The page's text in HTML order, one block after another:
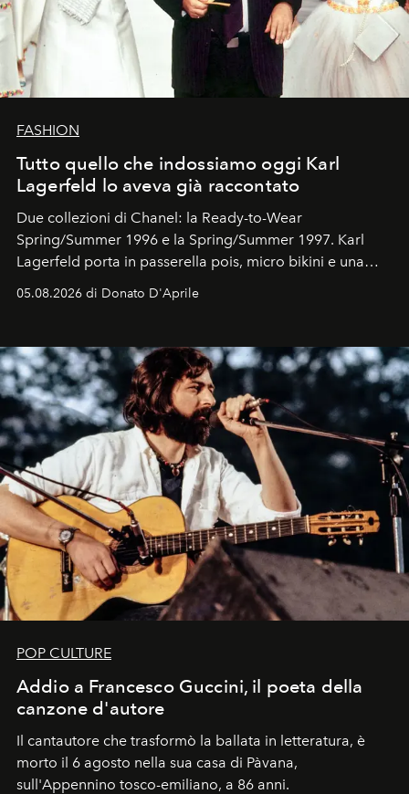
FASHION
Tutto quello che indossiamo oggi Karl
Lagerfeld lo aveva già raccontato
Due collezioni di Chanel: la Ready-to-Wear
Spring/Summer 1996 e la Spring/Summer 1997. Karl
Lagerfeld porta in passerella pois, micro bikini e una
Kate, Claudia e Carla una dietro l'altra. Trent'anni dopo,
uno dei documenti più contemporanei che abbiamo.
05.08.2026 di Donato D'Aprile
POP CULTURE
Addio a Francesco Guccini, il poeta della
canzone d'autore
Il cantautore che trasformò la ballata in letteratura, è
morto il 6 agosto nella sua casa di Pàvana,
sull'Appennino tosco-emiliano, a 86 anni.